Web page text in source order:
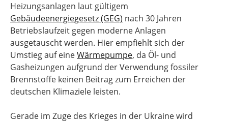
Heizungsanlagen laut gültigem
Gebäudeenergiegesetz (GEG) nach 30 Jahren
Betriebslaufzeit gegen moderne Anlagen
ausgetauscht werden. Hier empfiehlt sich der
Umstieg auf eineWärmepumpe, da Öl- und
Gasheizungen aufgrund der Verwendung fossiler
Brennstoffe keinen Beitrag zum Erreichen der
deutschen Klimaziele leisten.
Gerade im Zuge des Krieges in der Ukraine wird